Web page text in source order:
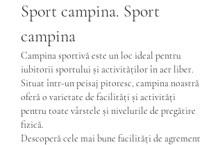
Sport campina. Sport
campina
Campina sportivă este un loc ideal pentru
iubitorii sportului și activităților în aer liber.
Situat într-un peisaj pitoresc, campina noastră
oferă o varietate de facilități și activități
pentru toate vârstele și nivelurile de pregătire
fizică.
Descoperă cele mai bune facilități de agrement